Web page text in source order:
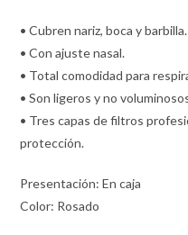
• Cubren nariz, boca y barbilla.
• Con ajuste nasal.
• Total comodidad para
• Son ligeros y no
• Tres capas de filtros
protección.
Presentación: En caja
Color: Rosado